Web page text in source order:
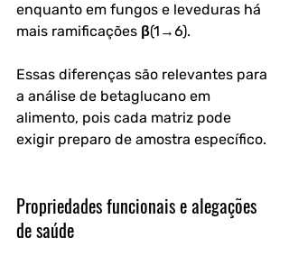
enquanto em fungos e leveduras há
mais ramificações β(1→6).
Essas diferenças são relevantes para
a análise de betaglucano em
alimento, pois cada matriz pode
exigir preparo de amostra específico.
Propriedades funcionais e alegações
de saúde